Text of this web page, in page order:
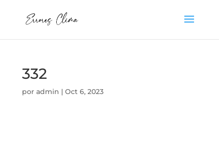
332
por admin | Oct 6, 2023